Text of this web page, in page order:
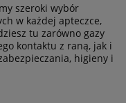
szeroki wybór
w każdej apteczce,
tu zarówno gazy
kontaktu z raną, jak i
higieny i